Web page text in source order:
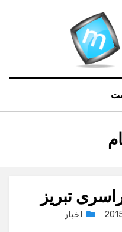
تبریز
اخبار